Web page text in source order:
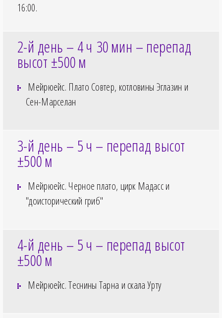
16:00.
2-й день – 4ч 30мин – перепад
высот ±500м
Мейрюейс. Плато Совтер, котловины Эглазин и
Сен-Марселан
3-й день – 5ч – перепад высот
±500м
Мейрюейс. Черное плато, цирк Мадасс и
"доисторический гриб"
4-й день – 5ч – перепад высот
±500м
Мейрюейс. Теснины Тарна и скала Урту